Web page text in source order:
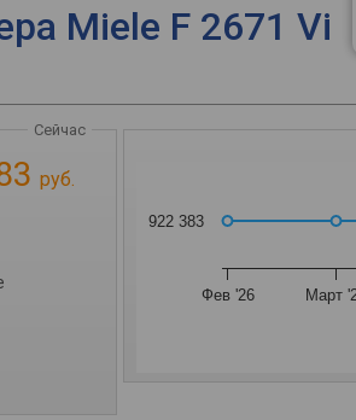
Miele F 2671 Vi
руб.
Сейчас
Фев '26 Март
922 383